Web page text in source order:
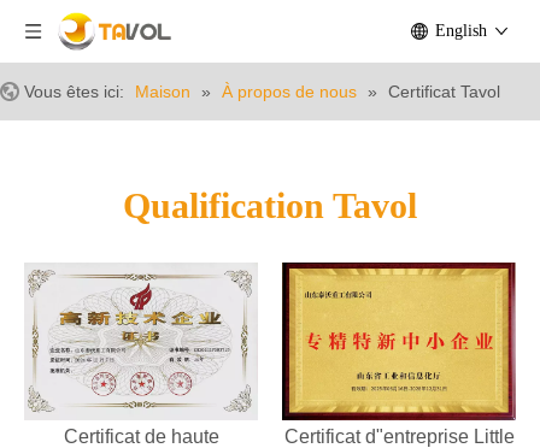
English
Vous êtes ici: Maison » À propos de nous » Certificat Tavol
Qualification Tavol
Certificat de haute
Certificat d"entreprise Little